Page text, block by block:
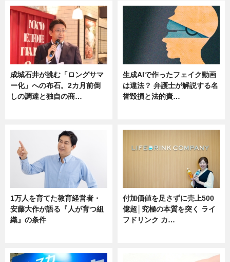
成城石井が挑む「ロングサマ
ー化」への布石。2カ月前倒
しの調達と独自の商…
生成AIで作ったフェイク動画
は違法？ 弁護士が解説する名
誉毀損と法的責…
1万人を育てた教育経営者・
安藤大作が語る『人が育つ組
織』の条件
付加価値を足さずに売上500
億超│究極の本質を突く ライ
フドリンク カ…